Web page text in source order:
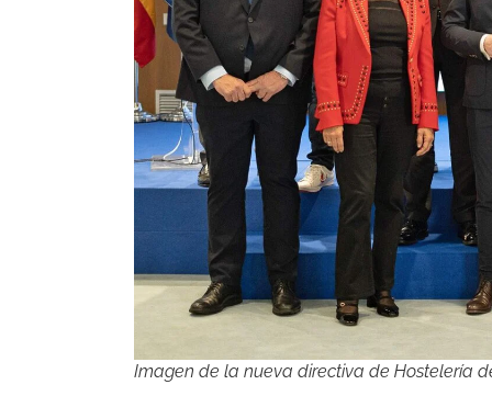
Imagen de la nueva directiva de Hostelería